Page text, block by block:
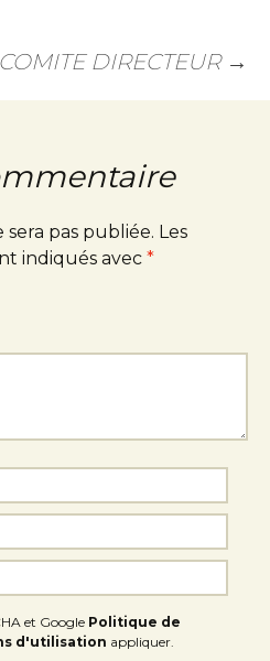
COMITE DIRECTEUR →
sera pas publiée. Les
indiqués avec *
et Google Politique de
d'utilisation appliquer.